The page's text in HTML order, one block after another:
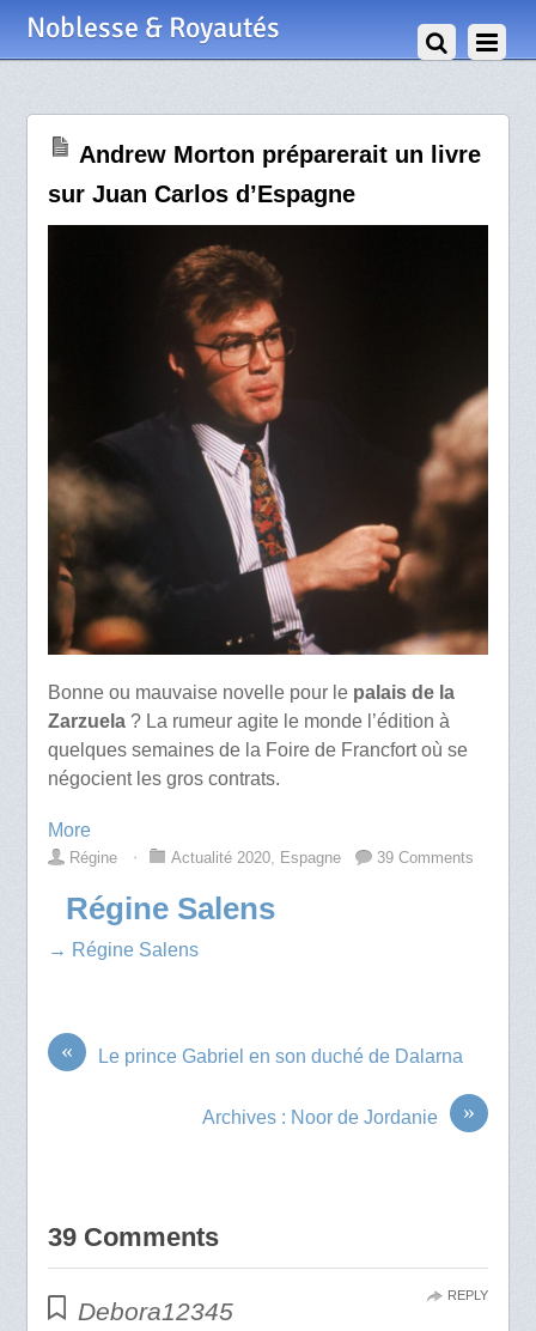
Noblesse & Royautés
Andrew Morton préparerait un livre
sur Juan Carlos d’Espagne
Bonne ou mauvaise novelle pour lepalais de la
Zarzuela? La rumeur agite le monde l’édition à
quelques semaines de la Foire de Francfort où se
négocient les gros contrats.
More
Régine ⋅ Actualité 2020, Espagne 39 Comments
Régine Salens
→ Régine Salens
« Le prince Gabriel en son duché de Dalarna
»
Archives : Noor de Jordanie
39 Comments
Debora12345
REPLY